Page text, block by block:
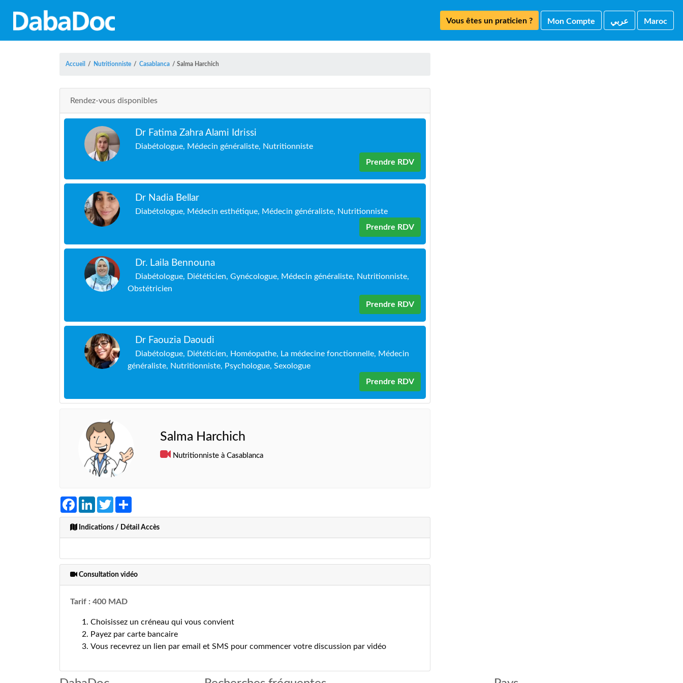
Vous êtes un praticien ? Mon Compte ﻋﺮﺑﻲ Maroc
Accueil / Nutritionniste / Casablanca / Salma Harchich
Rendez-vous disponibles
Dr Fatima Zahra Alami Idrissi
Diabétologue, Médecin généraliste, Nutritionniste
Prendre RDV
Dr Nadia Bellar
Diabétologue, Médecin esthétique, Médecin généraliste, Nutritionniste
Prendre RDV
Dr. Laila Bennouna
Diabétologue, Diététicien, Gynécologue, Médecin généraliste, Nutritionniste,
Obstétricien
Prendre RDV
Dr Faouzia Daoudi
Diabétologue, Diététicien, Homéopathe, La médecine fonctionnelle, Médecin
généraliste, Nutritionniste, Psychologue, Sexologue
Prendre RDV
Salma Harchich
Nutritionniste à Casablanca
FacebookLinkedInTwitter
Indications / Détail Accès
Consultation vidéo
Tarif : 400 MAD
Choisissez un créneau qui vous convient
Payez par carte bancaire
Vous recevrez un lien par email et SMS pour commencer votre discussion par vidéo